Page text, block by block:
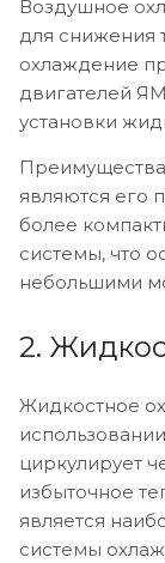
Воздушное
для снижения
охлаждение
двигателей
установки
являются его
более
системы, что
небольшими
2.
Жидкостное
циркулирует
избыточное
является
системы